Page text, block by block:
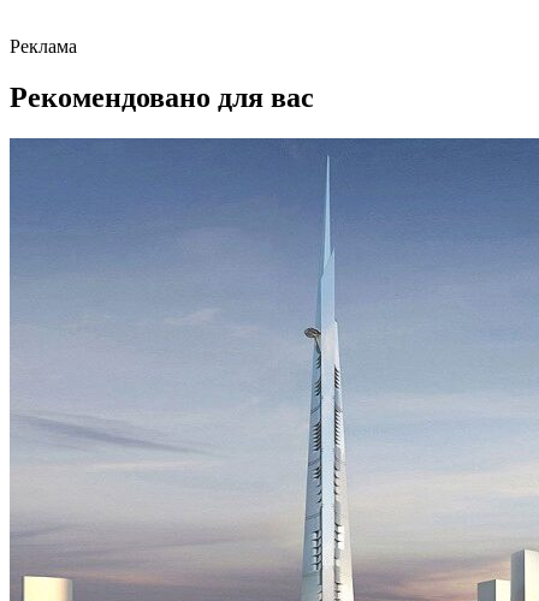
Реклама
Рекомендовано для вас